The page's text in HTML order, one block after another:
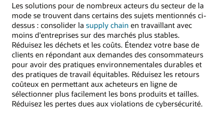
Les solutions pour de nombreux acteurs du secteur de la
mode se trouvent dans certains des sujets mentionnés ci-
dessus : consolider la supply chain en travaillant avec
moins d'entreprises sur des marchés plus stables.
Réduisez les déchets et les coûts. Étendez votre base de
clients en répondant aux demandes des consommateurs
pour avoir des pratiques environnementales durables et
des pratiques de travail équitables. Réduisez les retours
coûteux en permettant aux acheteurs en ligne de
sélectionner plus facilement les bons produits et tailles.
Réduisez les pertes dues aux violations de cybersécurité.